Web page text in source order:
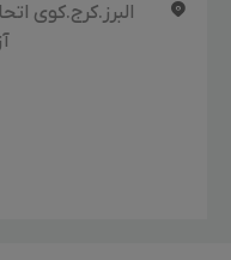
البرز.کرج.کوی